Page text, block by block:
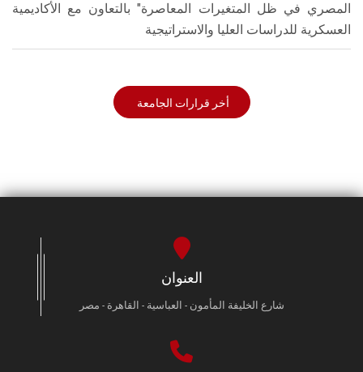
المصري في ظل المتغيرات المعاصرة" بالتعاون مع الأكاديمية
العسكرية للدراسات العليا والاستراتيجية
أخر قرارات الجامعة
العنوان
شارع الخليفة المأمون - العباسية - القاهرة - مصر